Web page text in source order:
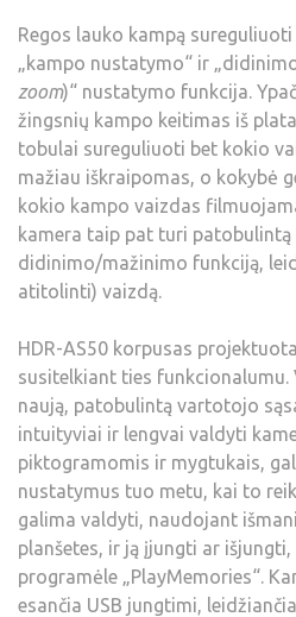
Regos lauko kampą
„kampo nustatymo“ ir
zoom)“ nustatymo funkcija.
žingsnių kampo keitimas iš
tobulai sureguliuoti bet kokio
mažiau iškraipomas, o kokybė
kokio kampo vaizdas
kamera taip pat turi
didinimo/mažinimo funkciją,
atitolinti) vaizdą.
HDR-AS50 korpusas
susitelkiant ties funkcionalumu.
naują, patobulintą vartotojo
intuityviai ir lengvai valdyti
piktogramomis ir mygtukais,
nustatymus tuo metu, kai to
galima valdyti, naudojant
planšetes, ir ją įjungti ar
programėle „PlayMemories“.
esančia USB jungtimi,